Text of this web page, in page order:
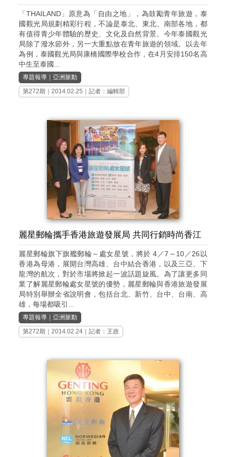
「THAILAND」原意為「自由之地」，為鼓勵青年旅遊，泰
國觀光局規劃精彩行程，不論是泰北、東北、南部各地，都
有值得青少年體驗的歷史、文化及自然背景。今年泰國觀光
局除了潑水節外，另一大重點放在青年旅遊的領域。以去年
為例，泰國觀光局與康橋國際學校合作，在4月安排150名高
中生至泰國...
專題報導 ｜亞洲脈動
第272期 ｜2014.02.25｜記者：編輯部
麗星郵輪攜手香港旅遊發展局 共同行銷時尚香江
麗星郵輪旗下旗艦郵輪～處女星號，將於 4／7～10／26以
香港為母港，展開台灣高雄、台中結合香港，以及三亞、下
龍灣的航次，對於市場將掀起一波話題旋風。為了讓更多同
業了解麗星郵輪處女星號的優勢，麗星郵輪與香港旅遊發展
局特別舉辦全省說明會，包括台北、新竹、台中、台南、高
雄，每場都吸引...
專題報導 ｜亞洲脈動
第272期
｜2014.02.24｜記者：王政